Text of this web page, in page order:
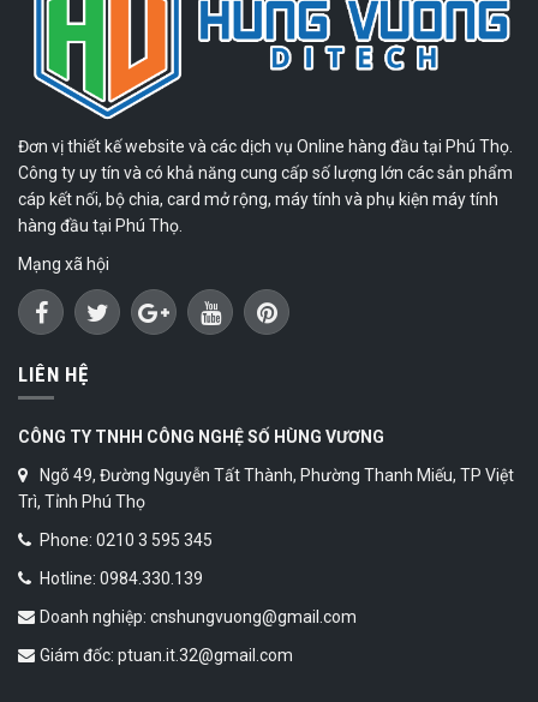
Đơn vị thiết kế website và các dịch vụ Online hàng đầu tại Phú Thọ.
Công ty uy tín và có khả năng cung cấp số lượng lớn các sản phẩm
cáp kết nối, bộ chia, card mở rộng, máy tính và phụ kiện máy tính
hàng đầu tại Phú Thọ.
Mạng xã hội
LIÊN HỆ
CÔNG TY TNHH CÔNG NGHỆ SỐ HÙNG VƯƠNG
Ngõ 49, Đường Nguyễn Tất Thành, Phường Thanh Miếu, TP Việt
Trì, Tỉnh Phú Thọ
Phone: 0210 3 595 345
Hotline: 0984.330.139
Doanh nghiệp: cnshungvuong@gmail.com
Giám đốc: ptuan.it.32@gmail.com